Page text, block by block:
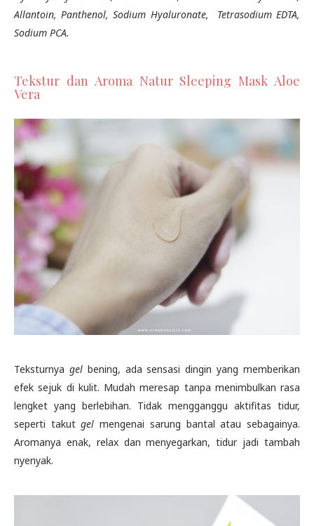
Allantoin, Panthenol, Sodium Hyaluronate, Tetrasodium EDTA,
Sodium PCA.
Tekstur dan Aroma Natur Sleeping Mask Aloe
Vera
Teksturnya gelbening, ada sensasi dingin yang memberikan
efek sejuk di kulit. Mudah meresap tanpa menimbulkan rasa
lengket yang berlebihan. Tidak mengganggu aktifitas tidur,
seperti takutgelmengenai sarung bantal atau sebagainya.
Aromanya enak, relax dan menyegarkan, tidur jadi tambah
nyenyak.